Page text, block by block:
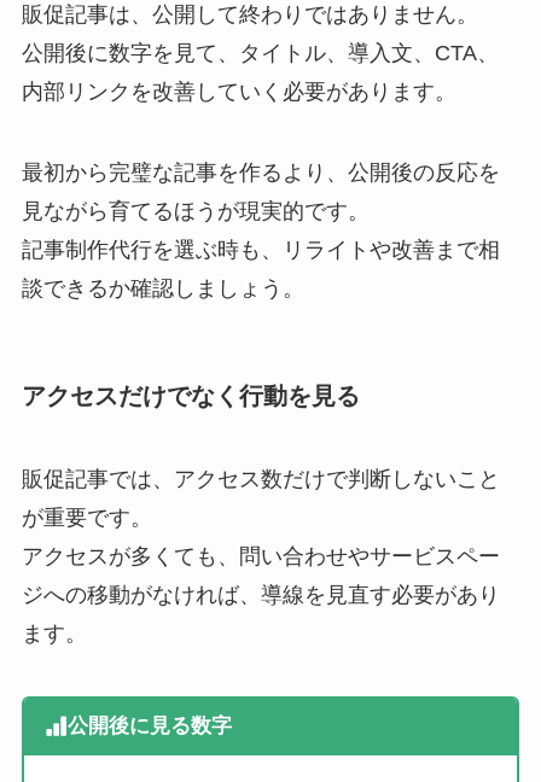
販促記事は、公開して終わりではありません。
公開後に数字を見て、タイトル、導入文、CTA、
内部リンクを改善していく必要があります。
最初から完璧な記事を作るより、公開後の反応を
見ながら育てるほうが現実的です。
記事制作代行を選ぶ時も、リライトや改善まで相
談できるか確認しましょう。
アクセスだけでなく行動を見る
販促記事では、アクセス数だけで判断しないこと
が重要です。
アクセスが多くても、問い合わせやサービスペー
ジへの移動がなければ、導線を見直す必要があり
ます。
公開後に見る数字